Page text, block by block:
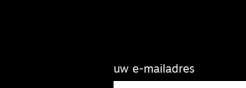
uw e-mailadres